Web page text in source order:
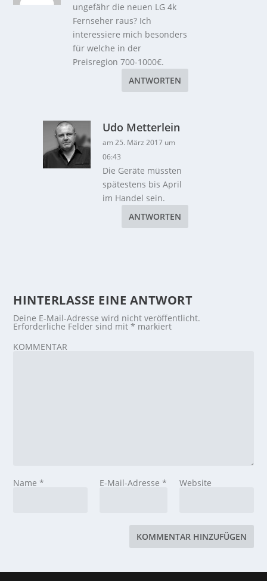
ungefähr die neuen LG 4k
Fernseher raus? Ich
interessiere mich besonders
für welche in der
Preisregion 700-1000€.
ANTWORTEN
Udo Metterlein
am 25. März 2017 um
06:43
Die Geräte müssten
spätestens bis April
im Handel sein.
ANTWORTEN
HINTERLASSE EINE ANTWORT
Deine E-Mail-Adresse wird nicht veröffentlicht.
Erforderliche Felder sind mit* markiert
KOMMENTAR
Name* E-Mail-Adresse * Website